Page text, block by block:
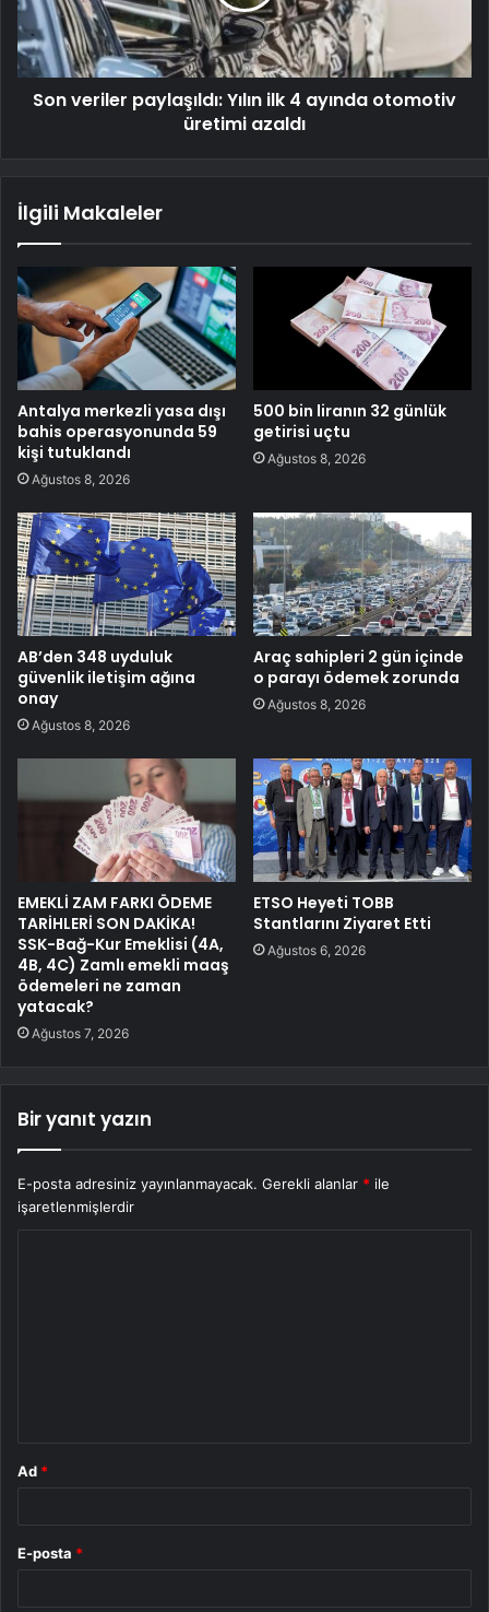
Son veriler paylaşıldı: Yılın ilk 4 ayında otomotiv
üretimi azaldı
İlgili Makaleler
Antalya merkezli yasa dışı
bahis operasyonunda 59
kişi tutuklandı
Ağustos 8, 2026
500 bin liranın 32 günlük
getirisi uçtu
Ağustos 8, 2026
AB’den 348 uyduluk
güvenlik iletişim ağına
onay
Ağustos 8, 2026
Araç sahipleri 2 gün içinde
o parayı ödemek zorunda
Ağustos 8, 2026
EMEKLİ ZAM FARKI ÖDEME
TARİHLERİ SON DAKİKA!
SSK-Bağ-Kur Emeklisi (4A,
4B, 4C) Zamlı emekli maaş
ödemeleri ne zaman
yatacak?
Ağustos 7, 2026
ETSO Heyeti TOBB
Stantlarını Ziyaret Etti
Ağustos 6, 2026
Bir yanıt yazın
E-posta adresiniz yayınlanmayacak. Gerekli alanlar * ile
işaretlenmişlerdir
Ad *
E-posta *